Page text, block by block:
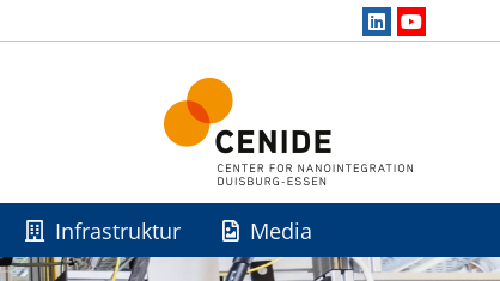
Infrastruktur Media